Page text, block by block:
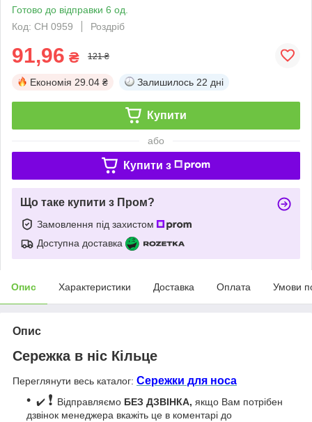
Готово до відправки 6 од.
Код: СН 0959
Роздріб
91,96 ₴ 121 ₴
Економія 29.04 ₴ Залишилось 22 дні
Купити
або
Купити з
Що таке купити з Пром?
Замовлення під захистом
Доступна доставка
Опис Характеристики Доставка Оплата Умови
Опис
Сережка в ніс Кільце
Переглянути весь каталог: Сережки для носа
✔️ ❗ Відправляємо БЕЗ ДЗВІНКА, якщо Вам потрібен
дзвінок менеджера вкажіть це в коментарі до